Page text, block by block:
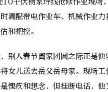
调配带电作业车、机械作业
和把控。
人春节阖家团圆之际正是他
女儿送去岳父岳母家。现场
愧疚和想念，但挂断电话，